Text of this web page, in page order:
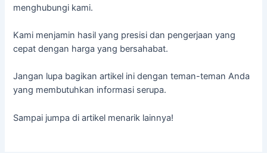
menghubungi kami.
Kami menjamin hasil yang presisi dan pengerjaan yang
cepat dengan harga yang bersahabat.
Jangan lupa bagikan artikel ini dengan teman-teman Anda
yang membutuhkan informasi serupa.
Sampai jumpa di artikel menarik lainnya!